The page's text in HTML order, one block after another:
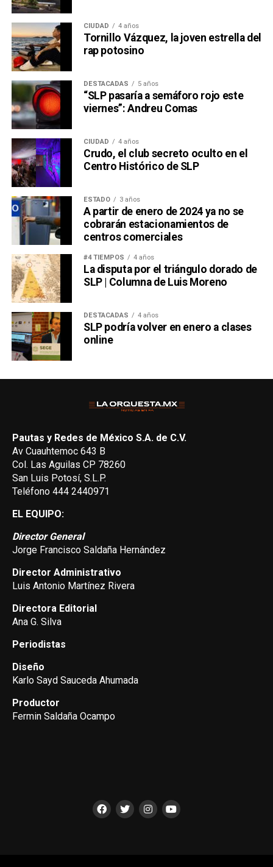
CIUDAD 4 años
Tornillo Vázquez, la joven estrella del
rap potosino
DESTACADAS 5 años
“SLP pasaría a semáforo rojo este
viernes”: Andreu Comas
CIUDAD 4 años
Crudo, el club secreto oculto en el
Centro Histórico de SLP
ESTADO 3 años
A partir de enero de 2024 ya no se
cobrarán estacionamientos de
centros comerciales
#4 TIEMPOS 4 años
La disputa por el triángulo dorado de
SLP | Columna de Luis Moreno
DESTACADAS 4 años
SLP podría volver en enero a clases
online
Pautas y Redes de México S.A. de C.V.
Av Cuauhtemoc 643 B
Col. Las Aguilas CP 78260
San Luis Potosí, S.L.P.
Teléfono 444 2440971
EL EQUIPO:
Director General
Jorge Francisco Saldaña Hernández
Director Administrativo
Luis Antonio Martínez Rivera
Directora Editorial
Ana G. Silva
Periodistas
Diseño
Karlo Sayd Sauceda Ahumada
Productor
Fermin Saldaña Ocampo